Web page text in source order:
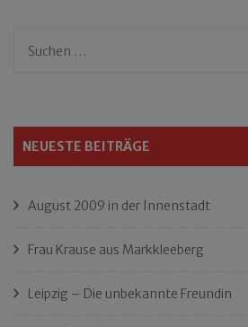
Suchen
NEUESTE BEITRÄGE
August 2009 in der Innenstadt
Frau Krause aus Markkleeberg
Leipzig – Die unbekannte Freundin